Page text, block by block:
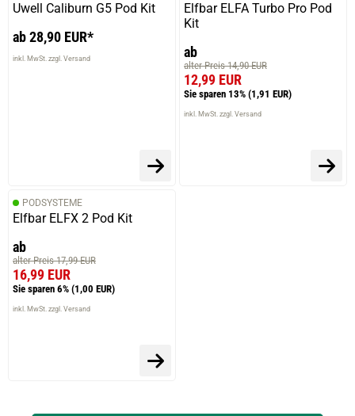
Uwell Caliburn G5 Pod Kit
ab 28,90 EUR*
inkl. MwSt. zzgl. Versand
Elfbar ELFA Turbo Pro Pod
Kit
ab
alter Preis 14,90 EUR
12,99 EUR
Sie sparen 13% (1,91 EUR)
inkl. MwSt. zzgl. Versand
PODSYSTEME
Elfbar ELFX 2 Pod Kit
ab
alter Preis 17,99 EUR
16,99 EUR
Sie sparen 6% (1,00 EUR)
inkl. MwSt. zzgl. Versand